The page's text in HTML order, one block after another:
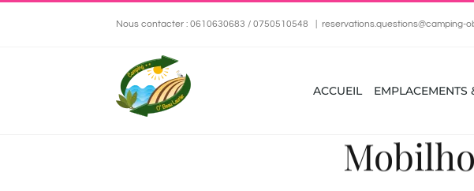
Nous contacter : 0610630683 / 0750510548 reservations.questions@camping-
ACCUEIL EMPLACEMENTS